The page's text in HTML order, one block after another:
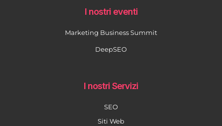
I nostri eventi
Marketing Business Summit
DeepSEO
I nostri Servizi
SEO
Siti Web